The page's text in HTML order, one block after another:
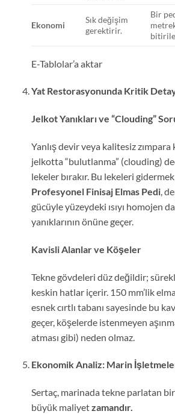
Ekonomi
Sık değişim
gerektirir.
Bir
E-Tablolar’a aktar
Yat Restorasyonunda Kritik
Jelkot Yanıkları ve “Clouding”
Yanlış devir veya kalitesiz zımpara
jelkotta “bulutlanma” (clouding)
lekeler bırakır. Bu lekeleri
Profesyonel Finisaj Elmas Pedi,
gücüyle yüzeydeki ısıyı homojen
yanıklarının önüne geçer.
Kavisli Alanlar ve Köşeler
Tekne gövdeleri düz değildir;
keskin hatlar içerir. 150 mm’lik
esnek cırtlı tabanı sayesinde bu
geçer, köşelerde istenmeyen
atması gibi) neden olmaz.
Ekonomik Analiz: Marin
Sertaç, marinada tekne parlatan
büyük maliyetzamandır.